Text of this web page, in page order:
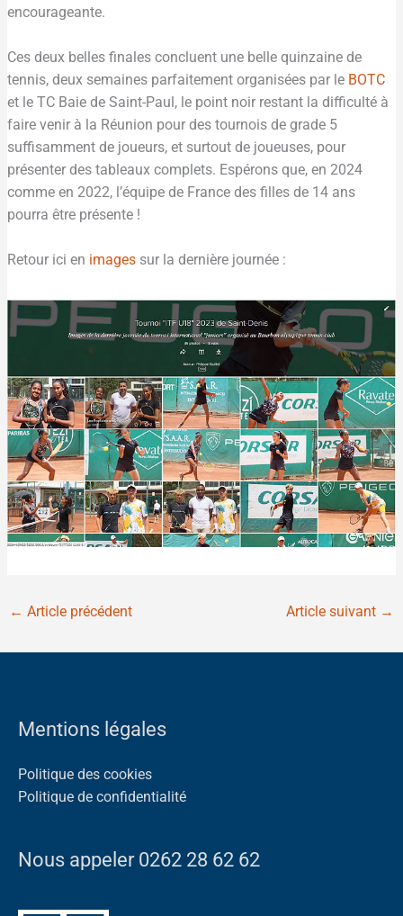
encourageante.
Ces deux belles finales concluent une belle quinzaine de
tennis, deux semaines parfaitement organisées par le BOTC
et le TC Baie de Saint-Paul, le point noir restant la difficulté à
faire venir à la Réunion pour des tournois de grade 5
suffisamment de joueurs, et surtout de joueuses, pour
présenter des tableaux complets. Espérons que, en 2024
comme en 2022, l’équipe de France des filles de 14 ans
pourra être présente !
Retour ici en images sur la dernière journée :
← Article précédent Article suivant →
Mentions légales
Politique des cookies
Politique de confidentialité
Nous appeler 0262 28 62 62